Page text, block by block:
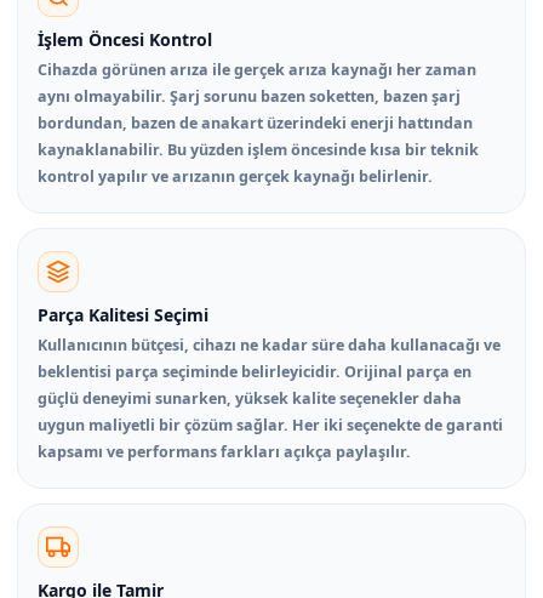
İşlem Öncesi Kontrol
Cihazda görünen arıza ile gerçek arıza kaynağı her zaman
aynı olmayabilir. Şarj sorunu bazen soketten, bazen şarj
bordundan, bazen de anakart üzerindeki enerji hattından
kaynaklanabilir. Bu yüzden işlem öncesinde kısa bir teknik
kontrol yapılır ve arızanın gerçek kaynağı belirlenir.
Parça Kalitesi Seçimi
Kullanıcının bütçesi, cihazı ne kadar süre daha kullanacağı ve
beklentisi parça seçiminde belirleyicidir. Orijinal parça en
güçlü deneyimi sunarken, yüksek kalite seçenekler daha
uygun maliyetli bir çözüm sağlar. Her iki seçenekte de garanti
kapsamı ve performans farkları açıkça paylaşılır.
Kargo ile Tamir